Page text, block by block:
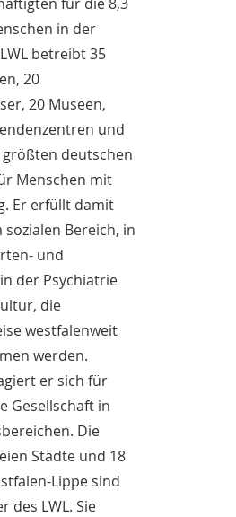
in der
betreibt 35
20
20 Museen,
und
deutschen
Menschen mit
Er erfüllt damit
sozialen Bereich, in
und
der Psychiatrie
die
westfalenweit
werden.
er sich für
Gesellschaft in
Die
Städte und 18
Lippe sind
des LWL. Sie